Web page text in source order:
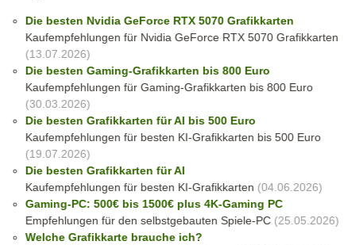
Die besten Nvidia GeForce RTX 5070 Grafikkarten
Kaufempfehlungen für Nvidia GeForce RTX 5070 Grafikkarten
(13.07.2026)
Die besten Gaming-Grafikkarten bis 800 Euro
Kaufempfehlungen für Gaming-Grafikkarten bis 800 Euro
(30.03.2026)
Die besten Grafikkarten für AI bis 500 Euro
Kaufempfehlungen für besten KI-Grafikkarten bis 500 Euro
(19.07.2026)
Die besten Grafikkarten für AI
Kaufempfehlungen für besten KI-Grafikkarten (04.06.2026)
Gaming-PC: 500€ bis 1500€ plus 4K-Gaming PC
Empfehlungen für den selbstgebauten Spiele-PC(25.05.2026)
Welche Grafikkarte brauche ich?